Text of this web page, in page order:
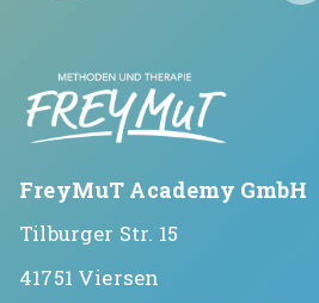
FreyMuT Academy GmbH
Tilburger Str. 15
41751 Viersen